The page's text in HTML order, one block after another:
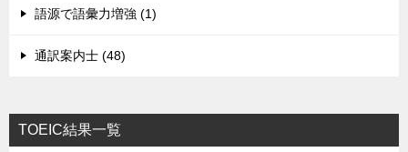
語源で語彙力増強 (1)
通訳案内士 (48)
TOEIC結果一覧